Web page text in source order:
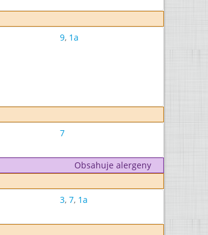
9, 1a
7
Obsahuje alergeny
3, 7, 1a